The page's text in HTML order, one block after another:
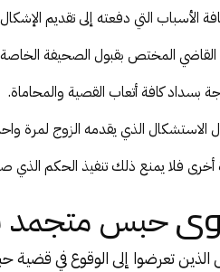
الأسباب التي دفعته إلى تقديم
القاضي المختص بقبول الصحيفة
بسداد كافة أتعاب القصية والمحاماة.
قبول الاستشكال الذي يقدمه الزوج
أخرى فلا يمنع ذلك تنفيذ الحكم
حبس متجمد
تعرضوا إلى الوقوع في قضية